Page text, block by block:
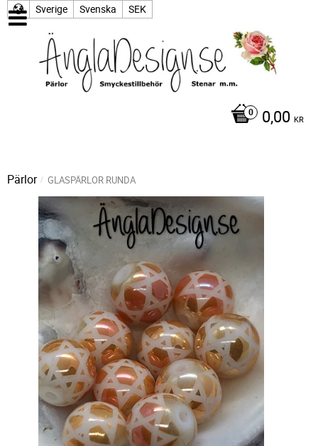
Sverige Svenska SEK
0,00 KR
Pärlor GLASPÄRLOR RUNDA